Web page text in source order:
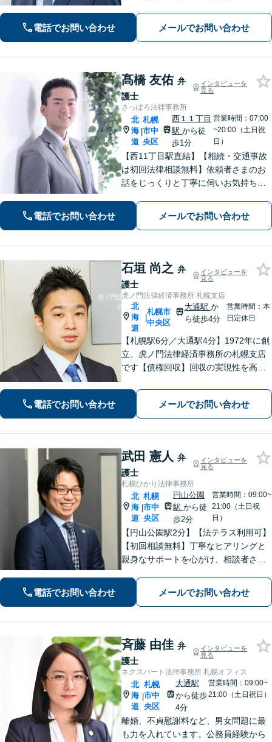
電話でお問い合わせ メールでお問い合わせ
髙橋 友佑 弁
護士
インタビューを
見る
さっぽろ法律事務所
北
海
道
|
札幌
市中
央区
西１１丁目
駅から徒
歩1分
営業時間：07:00
~20:00（土日祝
日）
【西11丁目駅直結】【相続・交通事故
は初回法律相談無料】依頼者さまのお
話をじっくりと丁寧に伺いお気持ちに
えていきます。弁護士に相談するだけ
でも解決の道筋が見えて気持ちが楽に
電話でお問い合わせ メールでお問い合わせ
石垣 尚之 弁
護士
インタビューを
見る
虎ノ門法律経済事務所 札幌支店
北
海
道
|
札幌市
中央区
大通駅 か
ら徒歩4分
営業時間：本
日定休日
【札幌駅6分／大通駅4分】1972年に創
立、虎ノ門法律経済事務所の札幌支店
です【債権回収】回収の実現性を高め
けます【労働・雇用】労使双方の対応
経験を活かし、相談者さまのご要望に
沿った解決策をご提案いたします
電話でお問い合わせ メールでお問い合わせ
武田 憲人 弁
護士
インタビューを
見る
札幌ひかり法律事務所
北
海
道
|
札幌
市中
央区
円山公園
駅から徒
歩2分
営業時間：09:00~
21:00（土日祝
日）
【円山公園駅2分】【法テラス利用可】
【初回相談無料】丁寧なヒアリングと
親身なサポートを心がけ、相談者さま
す。離婚や労働、相続など幅広い分野
に対応しておりますので、ぜひご相談
電話でお問い合わせ メールでお問い合わせ
斉藤 由佳 弁
護士
インタビューを
見る
ネクスパート法律事務所 札幌オフィス
北
海
道
|
札幌
市中
央区
大通駅
から徒歩
4分
営業時間：09:00~
21:00（土日祝日）
離婚、不貞慰謝料など、男女問題に最
も力を入れています。公務員経験から